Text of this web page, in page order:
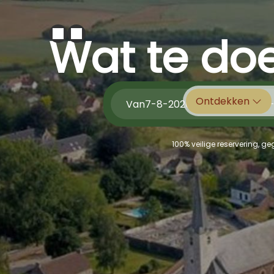
Ontdekken
Wat te
Van tot
100% veilige reservering,